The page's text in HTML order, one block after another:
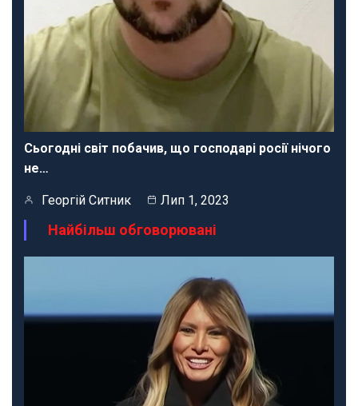
Сьогодні світ побачив, що господарі росії нічого
не…
Георгій Ситник Лип 1, 2023
Найбільш обговорювані